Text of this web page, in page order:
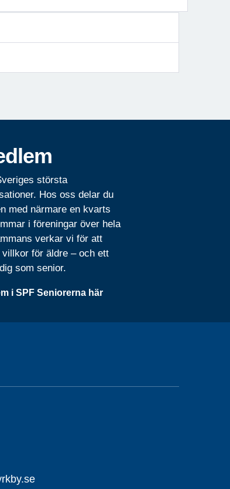
största
Hos oss delar du
med närmare en kvarts
i föreningar över hela
verkar vi för att
för äldre – och ett
som senior.
i SPF Seniorerna här